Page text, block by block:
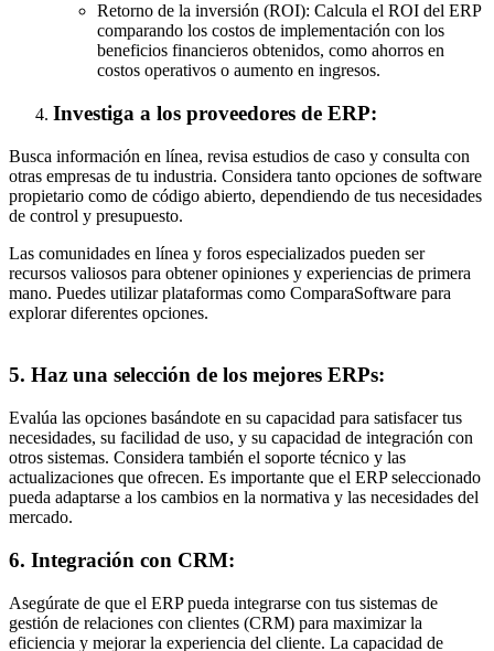
Retorno de la inversión (ROI): Calcula el ROI del ERP
comparando los costos de implementación con los
beneficios financieros obtenidos, como ahorros en
costos operativos o aumento en ingresos.
Investiga a los proveedores de ERP:
Busca información en línea, revisa estudios de caso y consulta con
otras empresas de tu industria. Considera tanto opciones de software
propietario como de código abierto, dependiendo de tus necesidades
de control y presupuesto.
Las comunidades en línea y foros especializados pueden ser
recursos valiosos para obtener opiniones y experiencias de primera
mano. Puedes utilizar plataformas como ComparaSoftware para
explorar diferentes opciones.
5. Haz una selección de los mejores ERPs:
Evalúa las opciones basándote en su capacidad para satisfacer tus
necesidades, su facilidad de uso, y su capacidad de integración con
otros sistemas. Considera también el soporte técnico y las
actualizaciones que ofrecen. Es importante que el ERP seleccionado
pueda adaptarse a los cambios en la normativa y las necesidades del
mercado.
6. Integración con CRM:
Asegúrate de que el ERP pueda integrarse con tus sistemas de
gestión de relaciones con clientes (CRM) para maximizar la
eficiencia y mejorar la experiencia del cliente. La capacidad de